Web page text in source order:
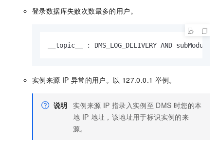
登录数据库失败次数最多的用户。
__topic__ : DMS_LOG_DELIVERY AND
实例来源 IP 异常的用户。以 127.0.0.1 举例。
说明 实例来源 IP 指录入实例至 DMS 时您的本
地 IP 地址，该地址用于标识实例的来
源。